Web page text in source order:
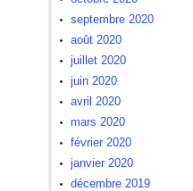
septembre 2020
août 2020
juillet 2020
juin 2020
avril 2020
mars 2020
février 2020
janvier 2020
décembre 2019